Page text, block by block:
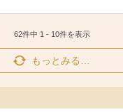
62件中 1 - 10件を表示
もっとみる…